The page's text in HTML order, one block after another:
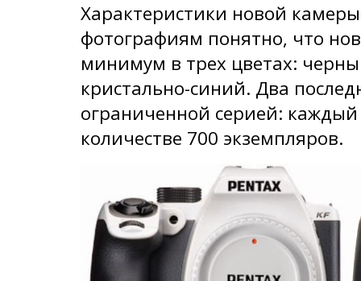
Характеристики новой
фотографиям понятно, что
минимум в трех цветах:
кристально-синий. Два
ограниченной серией:
количестве 700 экземпляров.